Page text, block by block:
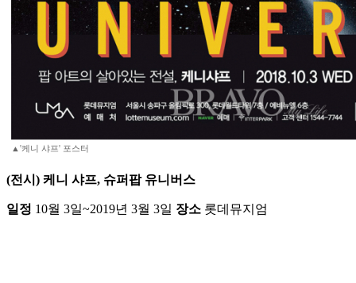
▲'케니 샤프' 포스터
(전시) 케니 샤프, 슈퍼팝 유니버스
일정 10월 3일~2019년 3월 3일 장소 롯데뮤지엄